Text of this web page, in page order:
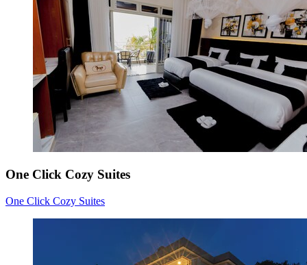
One Click Cozy Suites
One Click Cozy Suites